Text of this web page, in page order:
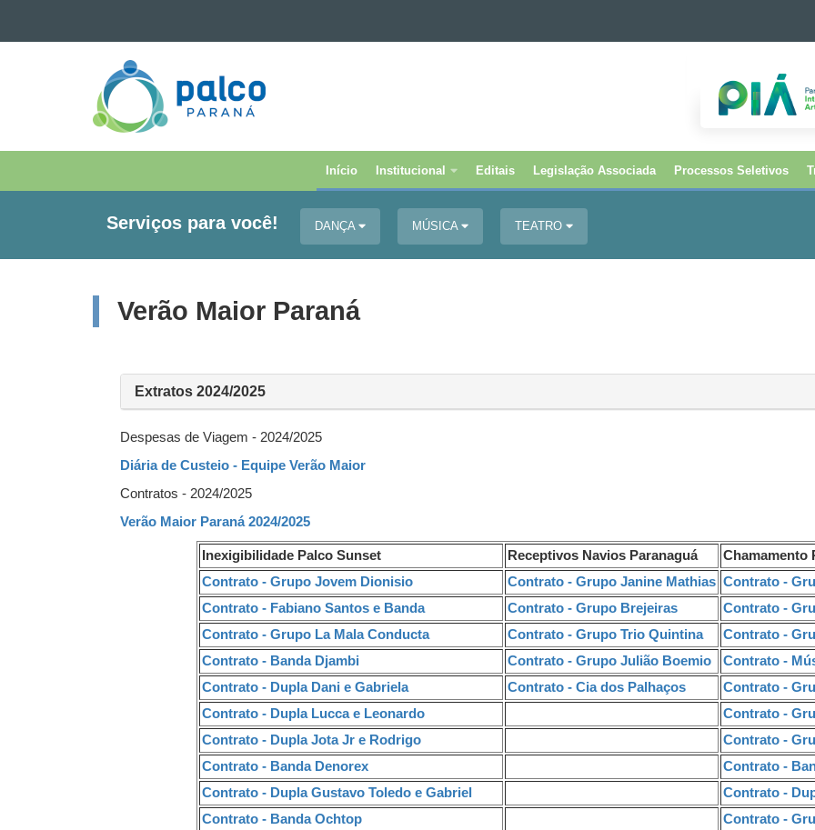
Ir para a navegação
Ir para a busca
PALCO
PARANÁ
Navegação
Principal
Início Institucional Editais Legislação Associada Processos Seletivos
Serviços para você! DANÇA MÚSICA TEATRO
Verão Maior Paraná
Extratos 2024/2025
Despesas de Viagem - 2024/2025
Diária de Custeio - Equipe Verão Maior
Contratos - 2024/2025
Verão Maior Paraná 2024/2025
Inexigibilidade Palco Sunset Receptivos Navios Paranaguá
Chamamento
Contrato - Grupo Jovem Dionisio
Contrato - Grupo Janine Mathias Contrato -
Contrato - Fabiano Santos e Banda
Contrato - Grupo Brejeiras
Contrato -
Contrato - Grupo La Mala Conducta
Contrato - Grupo Trio Quintina
Contrato -
Contrato - Banda Djambi
Contrato - Grupo Julião Boemio
Contrato -
Contrato - Dupla Dani e Gabriela
Contrato - Cia dos Palhaços
Contrato -
Contrato - Dupla Lucca e Leonardo
Contrato -
Contrato - Dupla Jota Jr e Rodrigo
Contrato -
Contrato - Banda Denorex
Contrato -
Contrato - Dupla Gustavo Toledo e Gabriel
Contrato -
Contrato - Banda Ochtop
Contrato -